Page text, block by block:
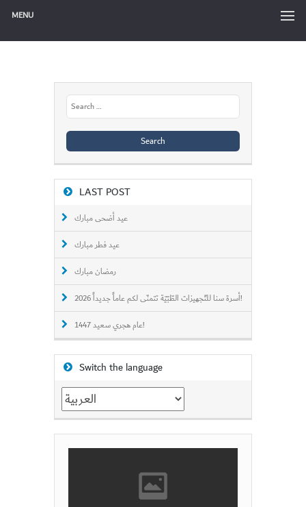
MENU
Search
for:
LAST POST
عيد أضحى مبارك
عيد فطر مبارك
رمضان مبارك
أسرة سنا للتّجهيزات الطّبّيّة تتمنّى لكم عاماً جديداً 2026!
عام هجري سعيد 1447!
Switch the language
Switch
the
language